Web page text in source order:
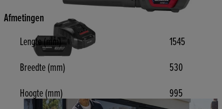
Afmetingen
Lengte (mm)
1545
Breedte (mm)
530
Hoogte (mm)
995